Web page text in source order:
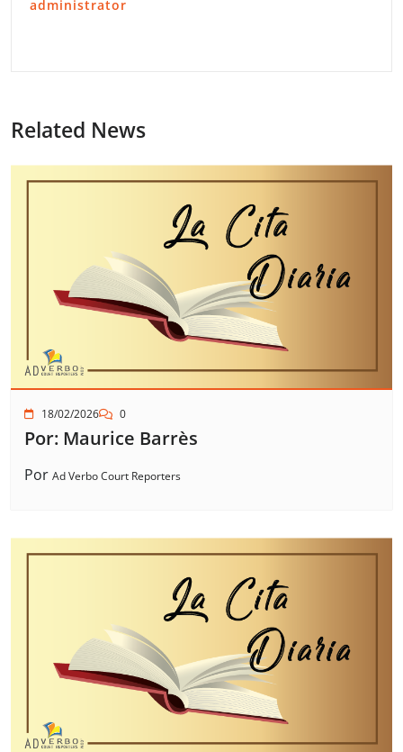
administrator
Related News
18/02/2026 0
Por: Maurice Barrès
Por Ad Verbo Court Reporters